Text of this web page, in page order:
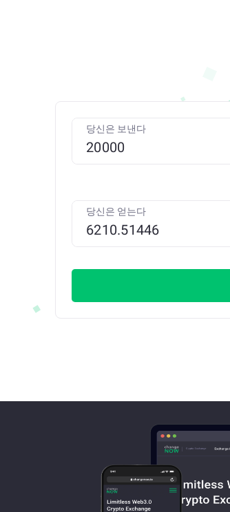
당신은 보낸다
당신은 얻는다